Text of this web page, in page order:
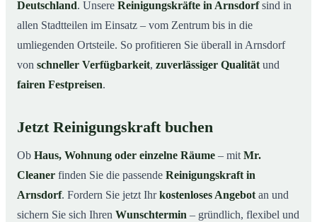
Deutschland. Unsere Reinigungskräfte in Arnsdorfsind in
allen Stadtteilen im Einsatz – vom Zentrum bis in die
umliegenden Ortsteile. So profitieren Sie überall in Arnsdorf
von schneller Verfügbarkeit, zuverlässiger Qualität und
fairen Festpreisen.
Jetzt Reinigungskraft buchen
Ob Haus, Wohnung oder einzelne Räume – mit Mr.
Cleaner finden Sie die passende Reinigungskraft in
Arnsdorf. Fordern Sie jetzt Ihrkostenloses Angebot an und
sichern Sie sich Ihren Wunschtermin – gründlich, flexibel und